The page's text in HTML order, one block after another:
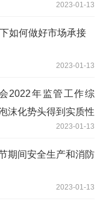
2023-01-13
如何做好市场承接
2023-01-13
2022年监管工作综
沫化势头得到实质性
2023-01-13
期间安全生产和消防
2023-01-13